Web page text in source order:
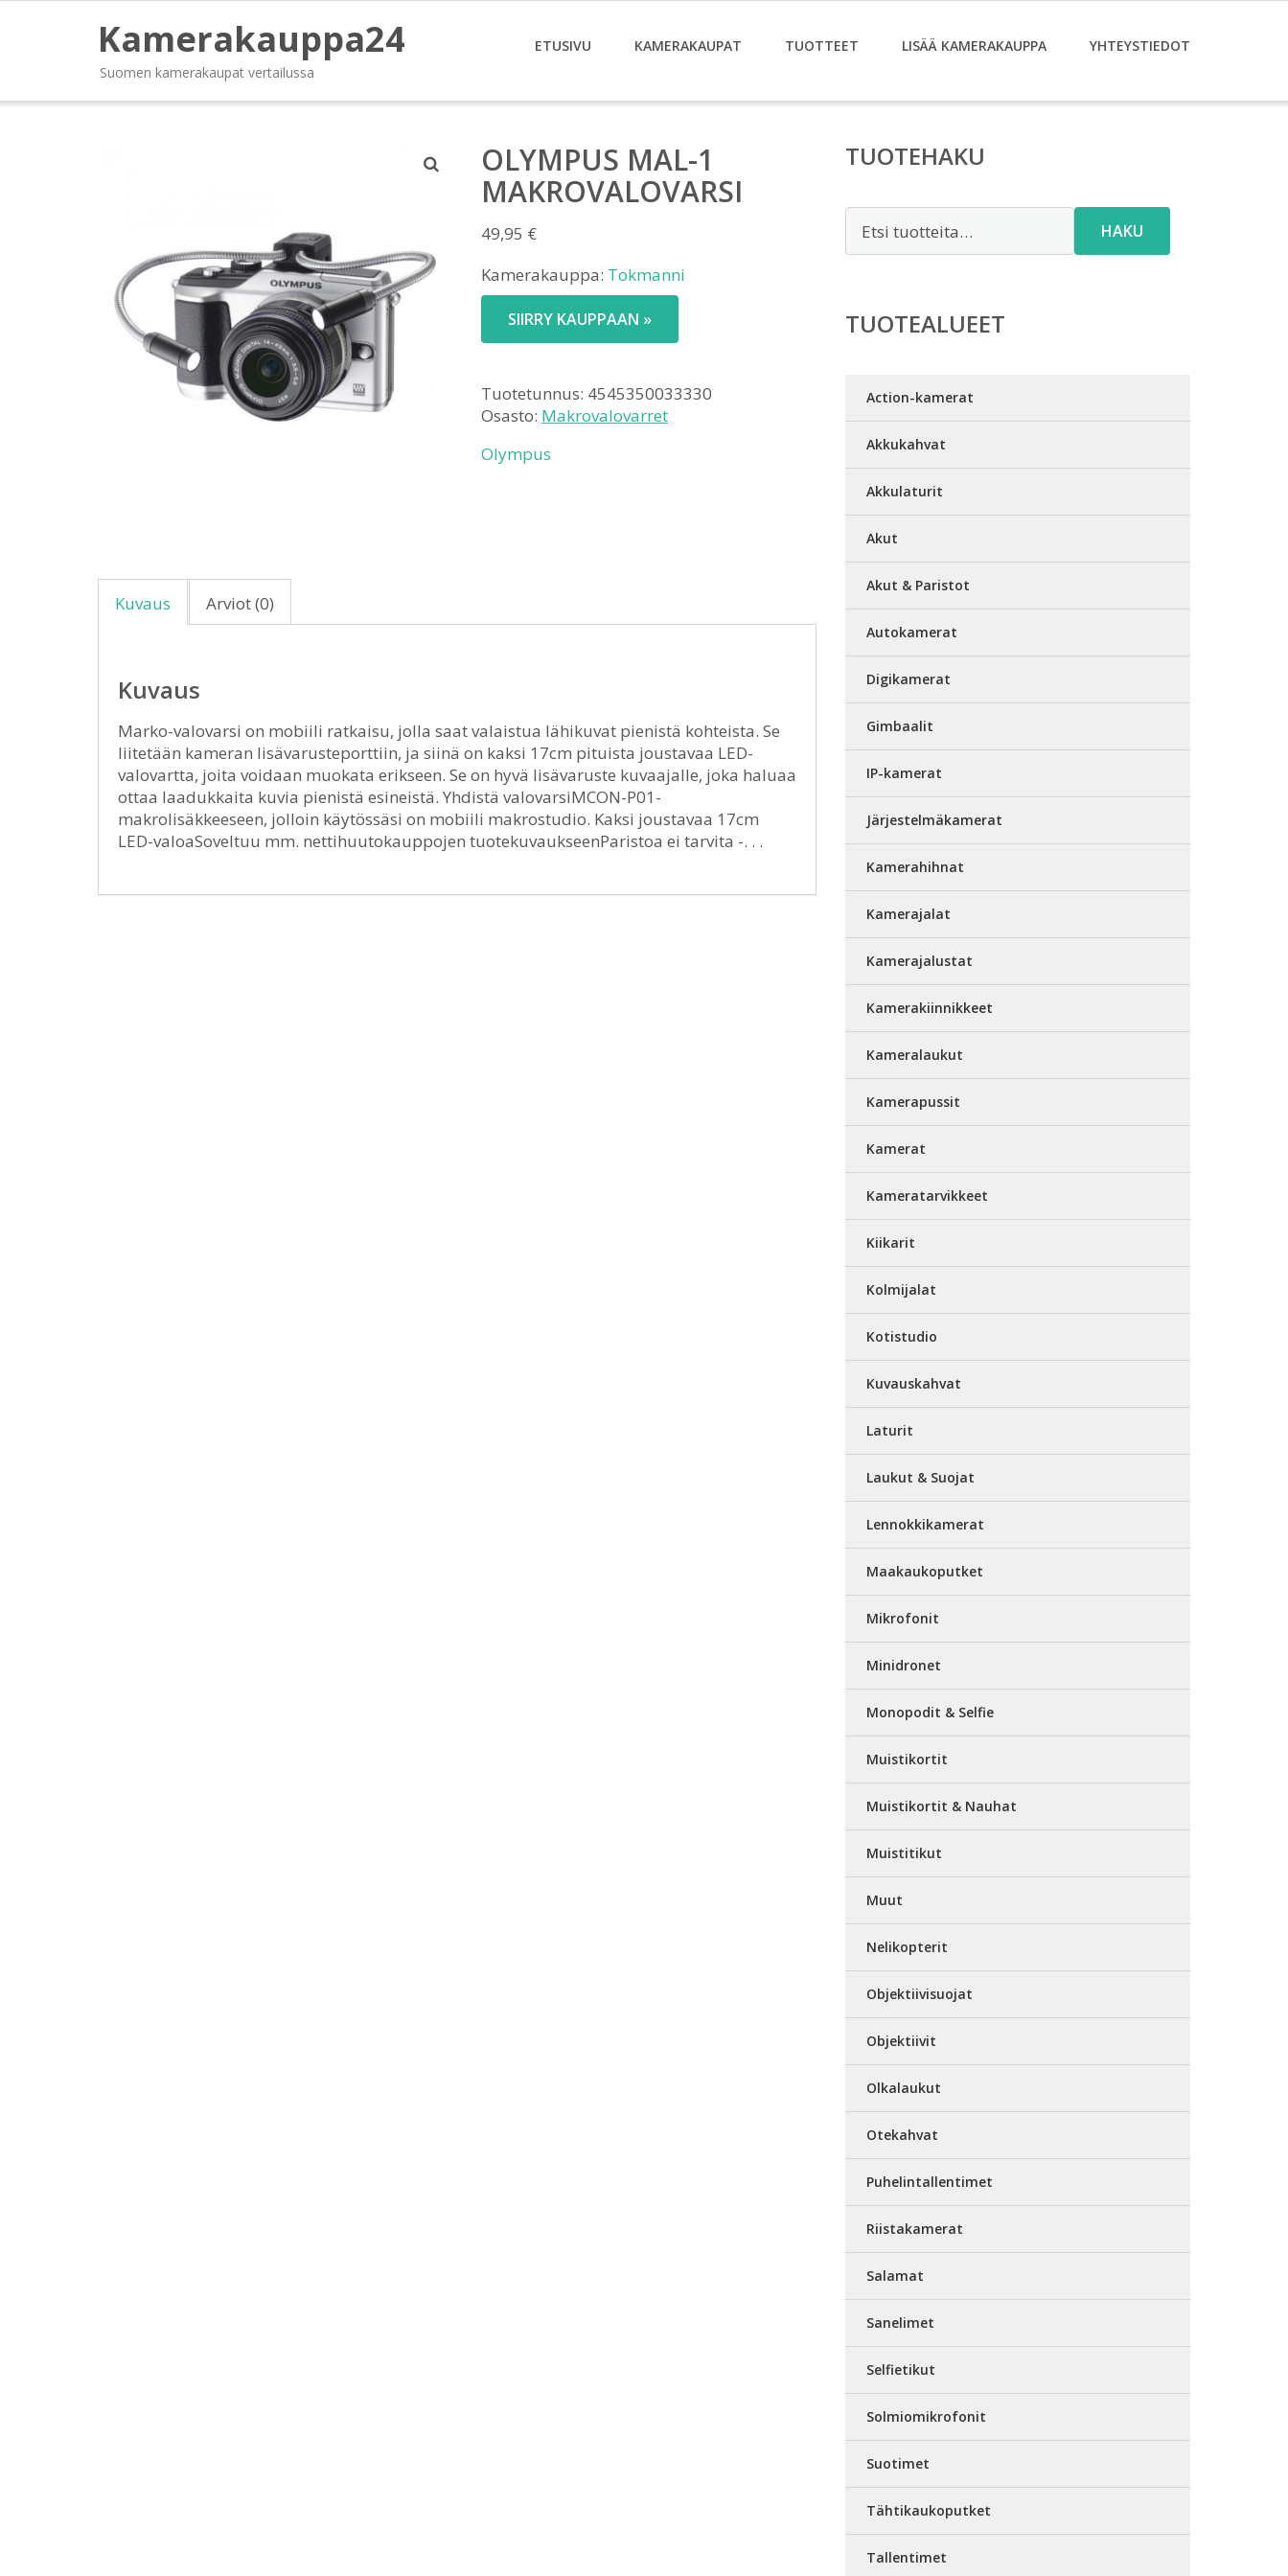
Kamerakauppa24
Suomen kamerakaupat vertailussa
ETUSIVU KAMERAKAUPAT TUOTTEET LISÄÄ KAMERAKAUPPA YHTEYSTIEDOT
OLYMPUS MAL-1
MAKROVALOVARSI
49,95 €
Kamerakauppa: Tokmanni
SIIRRY KAUPPAAN »
Tuotetunnus: 4545350033330
Osasto: Makrovalovarret
Olympus
Kuvaus Arviot (0)
Kuvaus
Marko-valovarsi on mobiili ratkaisu, jolla saat valaistua lähikuvat pienistä kohteista. Se
liitetään kameran lisävarusteporttiin, ja siinä on kaksi 17cm pituista joustavaa LED-
valovartta, joita voidaan muokata erikseen. Se on hyvä lisävaruste kuvaajalle, joka haluaa
ottaa laadukkaita kuvia pienistä esineistä. Yhdistä valovarsiMCON-P01-
makrolisäkkeeseen, jolloin käytössäsi on mobiili makrostudio. Kaksi joustavaa 17cm
LED-valoaSoveltuu mm. nettihuutokauppojen tuotekuvaukseenParistoa ei tarvita -. . .
TUOTEHAKU
HAKU
TUOTEALUEET
Action-kamerat
Akkukahvat
Akkulaturit
Akut
Akut & Paristot
Autokamerat
Digikamerat
Gimbaalit
IP-kamerat
Järjestelmäkamerat
Kamerahihnat
Kamerajalat
Kamerajalustat
Kamerakiinnikkeet
Kameralaukut
Kamerapussit
Kamerat
Kameratarvikkeet
Kiikarit
Kolmijalat
Kotistudio
Kuvauskahvat
Laturit
Laukut & Suojat
Lennokkikamerat
Maakaukoputket
Mikrofonit
Minidronet
Monopodit & Selfie
Muistikortit
Muistikortit & Nauhat
Muistitikut
Muut
Nelikopterit
Objektiivisuojat
Objektiivit
Olkalaukut
Otekahvat
Puhelintallentimet
Riistakamerat
Salamat
Sanelimet
Selfietikut
Solmiomikrofonit
Suotimet
Tähtikaukoputket
Tallentimet